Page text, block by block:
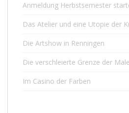
Anmeldung Herbstsemester
Das Atelier und eine Utopie der
Die Artshow in Renningen
Die verschleierte Grenze der
Im Casino der Farben